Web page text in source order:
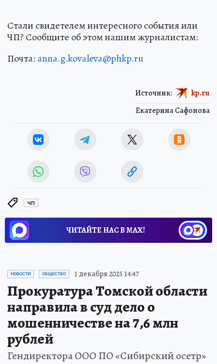
Стали свидетелем интересного события или
ЧП? Сообщите об этом нашим журналистам:
Почта: anna.g.kovaleva@phkp.ru
Екатерина Сафонова
Источник: kp.ru
ЧП
ЧИТАЙТЕ НАС В МАХ!
НОВОСТИ ОБЩЕСТВО 1 декабря 2025 14:47
Прокуратура Томской области
направила в суд дело о
мошенничестве на 7,6 млн
рублей
Гендиректора ООО ПО «Сибирский осетр»